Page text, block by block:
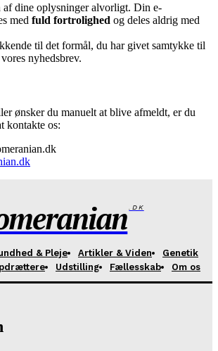
af dine oplysninger alvorligt. Din e-
med fuld fortrolighed og deles aldrig med
til det formål, du har givet samtykke til
nyhedsbrev.
ønsker du manuelt at blive afmeldt, er du
kontakte os:
.DK
& Pleje Artikler & Viden
Genetik
Udstilling Fællesskab Om os